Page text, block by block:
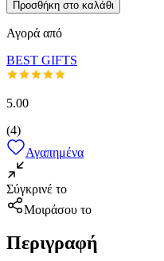
Προσθήκη στο καλάθι
Αγορά από
BEST GIFTS
5.00
(4)
Αγαπημένα
Σύγκρινέ το
Μοιράσου το
Περιγραφή